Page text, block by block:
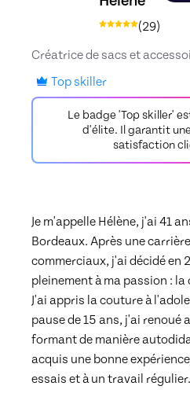
(29)
Créatrice de sacs et
Top skiller
Le badge 'Top skiller'
d'élite. Il garantit
satisfaction
Je m'appelle Hélène, j'ai 41
Bordeaux. Après une
commerciaux, j'ai décidé en
pleinement à ma passion :
J'ai appris la couture à
pause de 15 ans, j'ai renoué
formant de manière
acquis une bonne
essais et à un travail régulier.